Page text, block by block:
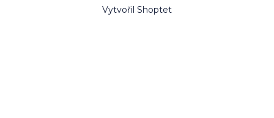
Vytvořil Shoptet